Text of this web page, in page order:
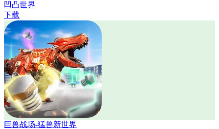
凹凸世界
下载
巨兽战场-猛兽新世界